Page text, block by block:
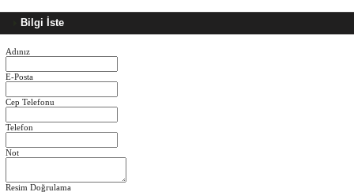
Bilgi İste
Adınız
E-Posta
Cep Telefonu
Telefon
Not
Resim Doğrulama